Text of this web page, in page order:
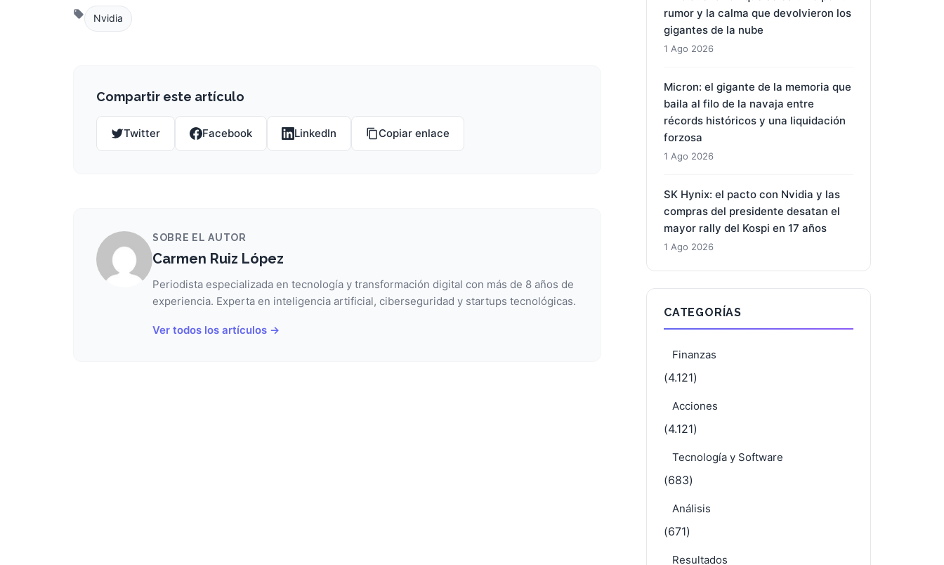
Nvidia
Compartir este artículo
Twitter Facebook LinkedIn Copiar enlace
SOBRE EL AUTOR
Carmen Ruiz López
Periodista especializada en tecnología y transformación digital con más de 8 años de
experiencia. Experta en inteligencia artificial, ciberseguridad y startups tecnológicas.
Ver todos los artículos →
sostiene a la acción
1 Ago 2026
rumor y la calma que devolvieron los
gigantes de la nube
1 Ago 2026
Micron: el gigante de la memoria que
récords históricos y una liquidación
forzosa
1 Ago 2026
1 Ago 2026
CATEGORÍAS
Finanzas
Acciones
Tecnología y Software